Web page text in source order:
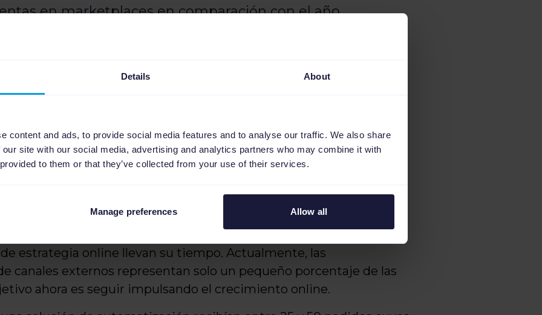
Details About
content and ads, to provide social media features and to analyse our traffic. We also share
site with our social media, advertising and analytics partners who may combine it with
to them or that they’ve collected from your use of their services.
Manage preferences Allow all
en marketplaces en comparación con el año
en cuenta el pico de ventas durante el ote otoño.
nuevo nombre del dominio
un nuevo crecimiento en canales externos.
¡Claro que sí!
dominios, Tuinplanten.nl y Gartenpflanzendirekt.de, quieren
online, utilizando plataformas y canales de marketing externo
crecimiento.
estrategia online llevan su tiempo. Actualmente, las
canales externos representan solo un pequeño porcentaje de las
ahora es seguir impulsando el crecimiento online.